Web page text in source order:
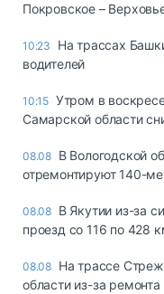
Покровское –
10:23
На трассах
водителей
10:15 Утром в
Самарской области
08.08 В Вологодской
отремонтируют 140-
08.08 В Якутии из-за
проезд со 116 по 428
08.08 На трассе
области из-за